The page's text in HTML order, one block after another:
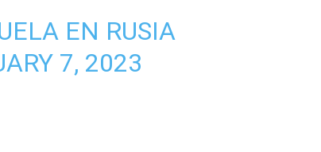
EN RUSIA
7, 2023